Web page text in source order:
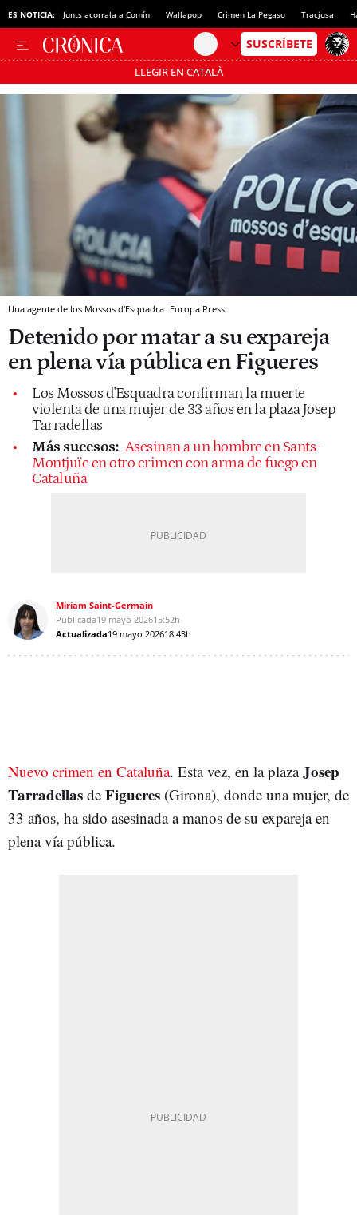
ES NOTICIA: Junts acorrala a Comín Wallapop Crimen La Pegaso Tracjusa
LLEGIR EN CATALÀ
Pásate al MODO AHORRO
Una agente de los Mossos d'Esquadra Europa Press
Detenido por matar a su expareja
en plena vía pública en Figueres
Los Mossos d'Esquadra confirman la muerte
violenta de una mujer de 33 años en la plaza Josep
Tarradellas
Más sucesos: Asesinan a un hombre en Sants-
Montjuïc en otro crimen con arma de fuego en
Cataluña
Miriam Saint-Germain
Publicada19 mayo 202615:52h
Actualizada19 mayo 202618:43h
Nuevo crimen en Cataluña. Esta vez, en la plazaJosep
Tarradellas de Figueres (Girona), donde una mujer, de
33 años, ha sido asesinada a manos de su expareja en
plena vía pública.